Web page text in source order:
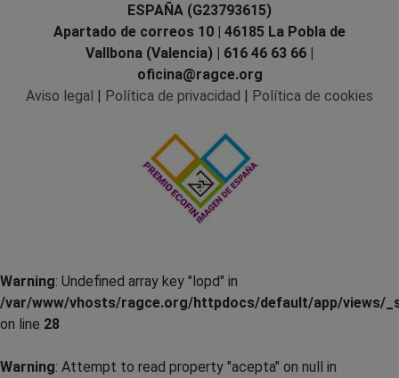
ESPAÑA (G23793615)
Apartado de correos 10 | 46185 La Pobla de
Vallbona (Valencia) | 616 46 63 66 |
oficina@ragce.org
Aviso legal | Política de privacidad | Política de cookies
Warning: Undefined array key "lopd" in
/var/www/vhosts/ragce.org/httpdocs/default/app/views/
on line 28
Warning: Attempt to read property "acepta" on null in